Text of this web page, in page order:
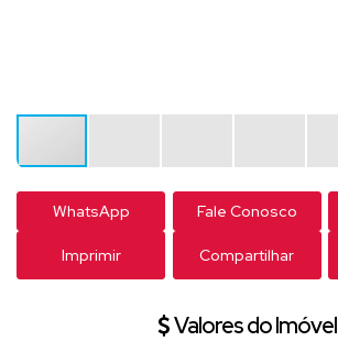
WhatsApp Fale Conosco
Imprimir Compartilhar
Valores do Imóvel